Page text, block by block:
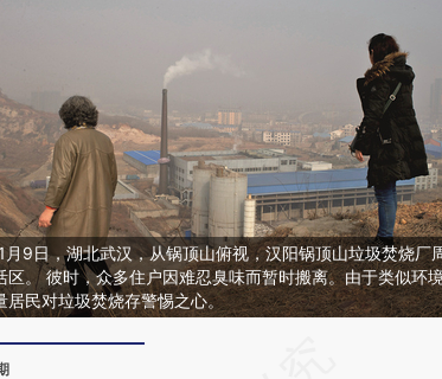
月9日，湖北武汉，从锅顶山俯视，汉阳锅顶山垃圾焚烧厂
区。 彼时，众多住户因难忍臭味而暂时搬离。由于类似环
居民对垃圾焚烧存警惕之心。